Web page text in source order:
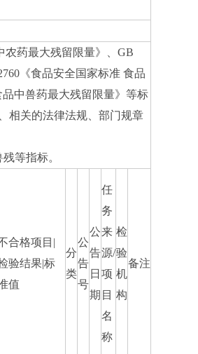
农药最大残留限量》、GB
《食品安全国家标准 食品
中兽药最大残留限量》等标
相关的法律法规、部门规章
等指标。
合格项目|
验结果|标
值
分
类
公
告
号
公
告
日
期
任
务
来
源/
项
目
名
称
检
验
机
构
备注